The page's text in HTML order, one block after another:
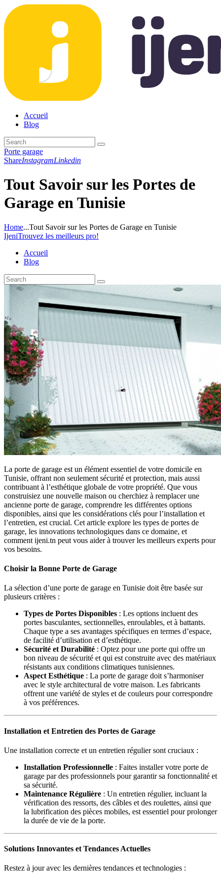
Accueil
Blog
Porte garage
ShareInstagramLinkedin
Tout Savoir sur les Portes de
Garage en Tunisie
Home...Tout Savoir sur les Portes de Garage en Tunisie
IjeniTrouvez les meilleurs pro!
Accueil
Blog
La porte de garage est un élément essentiel de votre domicile en
Tunisie, offrant non seulement sécurité et protection, mais aussi
contribuant à l’esthétique globale de votre propriété. Que vous
construisiez une nouvelle maison ou cherchiez à remplacer une
ancienne porte de garage, comprendre les différentes options
disponibles, ainsi que les considérations clés pour l’installation et
l’entretien, est crucial. Cet article explore les types de portes de
garage, les innovations technologiques dans ce domaine, et
comment ijeni.tn peut vous aider à trouver les meilleurs experts pour
vos besoins.
Choisir la Bonne Porte de Garage
La sélection d’une porte de garage en Tunisie doit être basée sur
plusieurs critères :
Types de Portes Disponibles : Les options incluent des
portes basculantes, sectionnelles, enroulables, et à battants.
Chaque type a ses avantages spécifiques en termes d’espace,
de facilité d’utilisation et d’esthétique.
Sécurité et Durabilité : Optez pour une porte qui offre un
bon niveau de sécurité et qui est construite avec des matériaux
résistants aux conditions climatiques tunisiennes.
Aspect Esthétique : La porte de garage doit s’harmoniser
avec le style architectural de votre maison. Les fabricants
offrent une variété de styles et de couleurs pour correspondre
à vos préférences.
Installation et Entretien des Portes de Garage
Une installation correcte et un entretien régulier sont cruciaux :
Installation Professionnelle : Faites installer votre porte de
garage par des professionnels pour garantir sa fonctionnalité et
sa sécurité.
Maintenance Régulière : Un entretien régulier, incluant la
vérification des ressorts, des câbles et des roulettes, ainsi que
la lubrification des pièces mobiles, est essentiel pour prolonger
la durée de vie de la porte.
Solutions Innovantes et Tendances Actuelles
Restez à jour avec les dernières tendances et technologies :